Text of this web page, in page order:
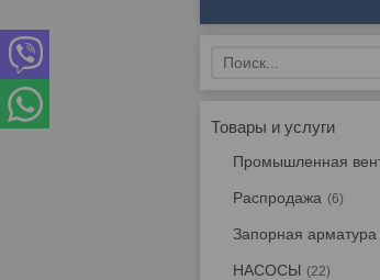
Товары и услуги
Промышленная
Распродажа 6
Запорная арматура
НАСОСЫ 22